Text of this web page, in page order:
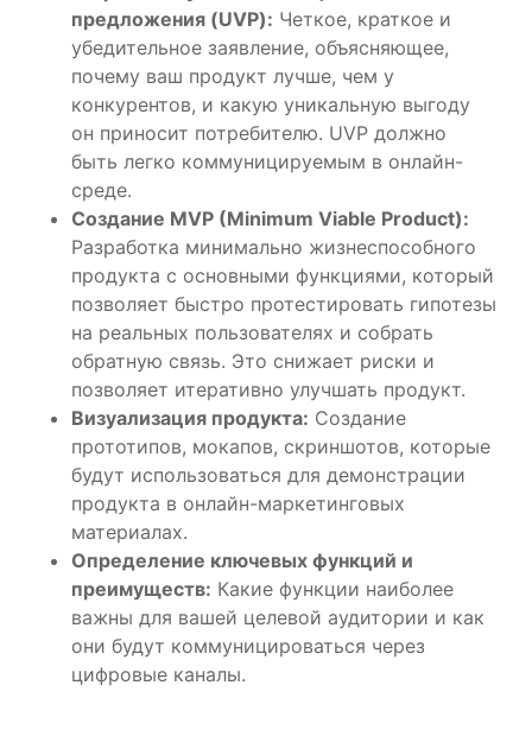
предложения (UVP): Четкое, краткое и
убедительное заявление, объясняющее,
почему ваш продукт лучше, чем у
конкурентов, и какую уникальную выгоду
он приносит потребителю. UVP должно
быть легко коммуницируемым в онлайн-
среде.
Создание MVP (Minimum Viable Product):
Разработка минимально жизнеспособного
продукта с основными функциями, который
позволяет быстро протестировать гипотезы
на реальных пользователях и собрать
обратную связь. Это снижает риски и
позволяет итеративно улучшать продукт.
Визуализация продукта: Создание
прототипов, мокапов, скриншотов, которые
будут использоваться для демонстрации
продукта в онлайн-маркетинговых
материалах.
Определение ключевых функций и
преимуществ: Какие функции наиболее
важны для вашей целевой аудитории и как
они будут коммуницироваться через
цифровые каналы.